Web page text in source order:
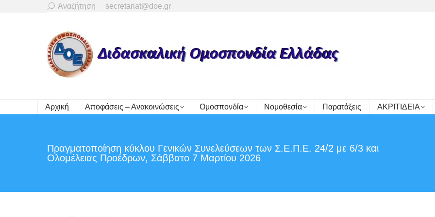
Search:
Αναζήτηση secretariat@doe.gr
Αρχική Αποφάσεις – Ανακοινώσεις Ομοσπονδία Νομοθεσία Παρατάξεις ΑΚΡΙΤΙΔΕΙΑ
Πραγματοποίηση κύκλου Γενικών Συνελεύσεων των Σ.Ε.Π.Ε. 24/2 με 6/3 και
Ολομέλειας Προέδρων, Σάββατο 7 Μαρτίου 2026